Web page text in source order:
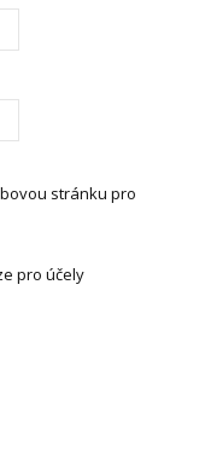
stránku pro
pro účely